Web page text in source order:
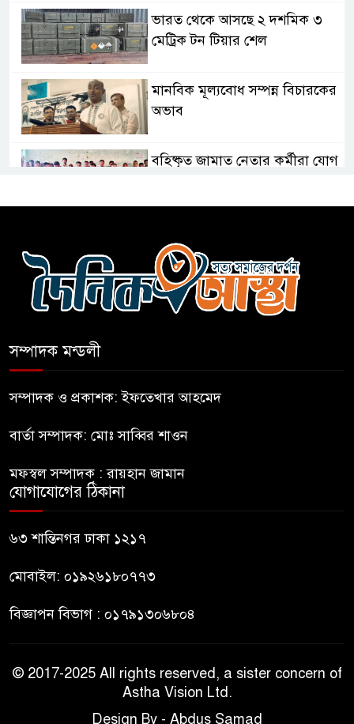
ভারত থেকে আসছে ২ দশমিক ৩
মেট্রিক টন টিয়ার শেল
মানবিক মূল্যবোধ সম্পন্ন বিচারকের
অভাব
বহিষ্কৃত জামাত নেতার কর্মীরা যোগ
বোমা হামলার আশঙ্কায় সারাদেশে
পুলিশের হাই অ্যালার্ট জারি
ইউনূস
নাটোরে পর্যটনমন্ত্রীকে হত্যার চেষ্টা;
সম্পাদক মন্ডলী
সম্পাদক ও প্রকাশক: ইফতেখার আহমেদ
বার্তা সম্পাদক: মোঃ সাব্বির শাওন
মফস্বল সম্পাদক : রায়হান জামান
যোগাযোগের ঠিকানা
৬৩ শান্তিনগর ঢাকা ১২১৭
মোবাইল: ০১৯২৬১৮০৭৭৩
বিজ্ঞাপন বিভাগ : ০১৭৯১৩০৬৮০৪
© 2017-2025 All rights reserved, a sister concern of
Astha Vision Ltd.
Design By - Abdus Samad